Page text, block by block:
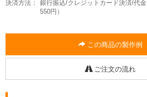
決済方法：
銀行振込/クレジットカード決済/代
550円）
この商品の製作例
ご注文の流れ